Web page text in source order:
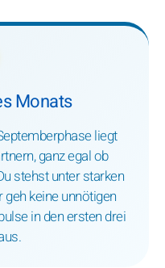
Monats
liegt
ganz egal ob
stehst unter starken
keine unnötigen
in den ersten drei